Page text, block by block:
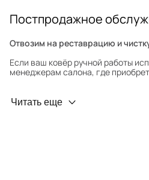
Постпродажное
Отвозим на реставрацию и
Если ваш ковёр ручной работы
менеджерам салона, где
Профилактика износа
Читать еще